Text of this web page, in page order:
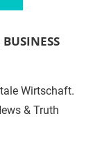
Wirtschaft.
& Truth